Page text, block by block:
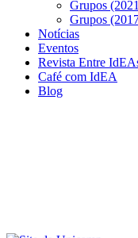
Grupos
Grupos
Notícias
Eventos
Revista Entre
Café com IdEA
Blog